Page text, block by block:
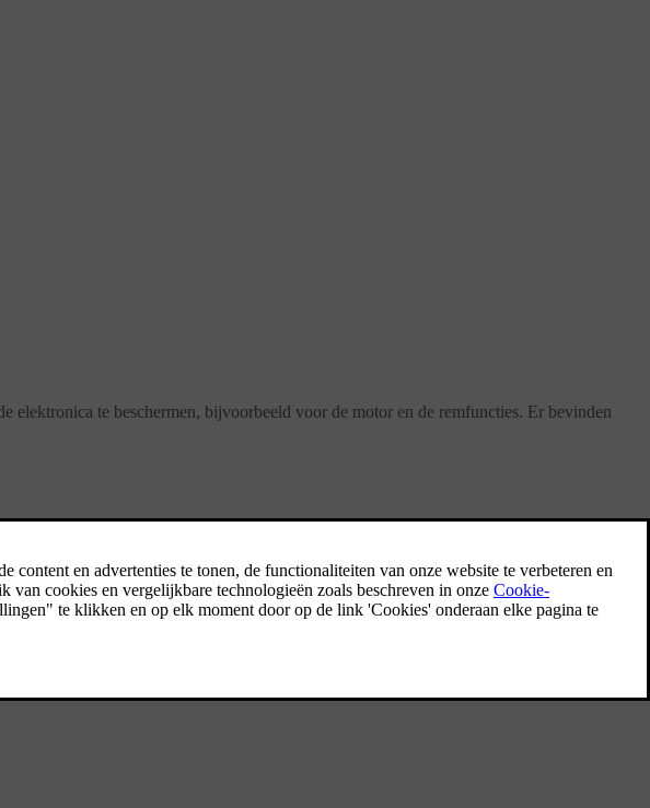
elektronica te beschermen, bijvoorbeeld voor de motor en de remfuncties. Er bevinden